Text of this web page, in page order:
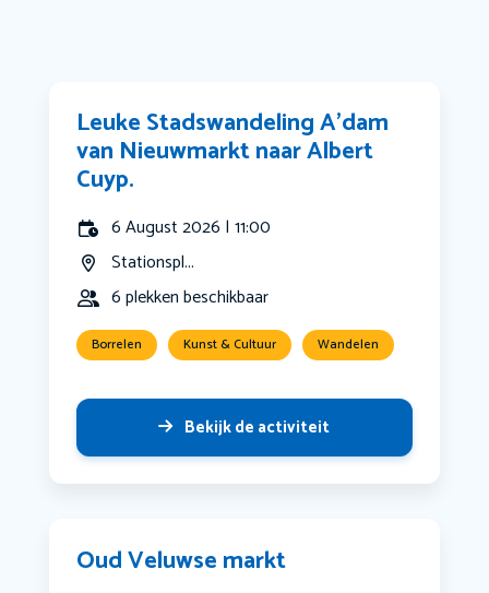
Leuke Stadswandeling A’dam
van Nieuwmarkt naar Albert
Cuyp.
6 August 2026 | 11:00
Stationspl...
6 plekken beschikbaar
Borrelen Kunst & Cultuur Wandelen
Bekijk de activiteit
Oud Veluwse markt